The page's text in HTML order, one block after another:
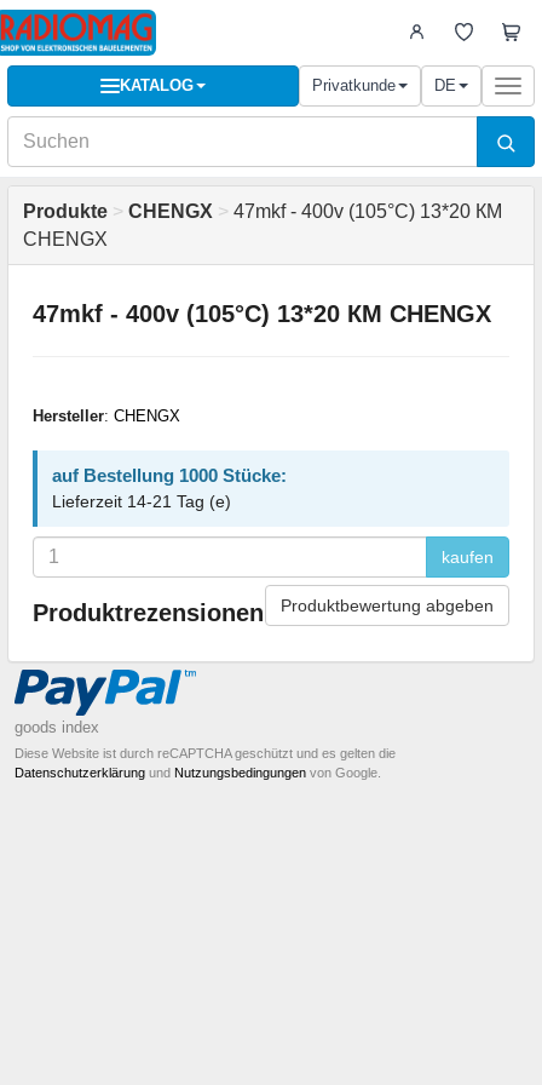
KATALOG Privatkunde DE
Produkte > CHENGX > 47mkf - 400v (105°C) 13*20 КМ
CHENGX
47mkf - 400v (105°C) 13*20 КМ CHENGX
Hersteller: CHENGX
auf Bestellung 1000 Stücke:
Lieferzeit 14-21 Tag (e)
kaufen
Produktrezensionen Produktbewertung abgeben
goods index
Diese Website ist durch reCAPTCHA geschützt und es gelten die
Datenschutzerklärung und Nutzungsbedingungen von Google.